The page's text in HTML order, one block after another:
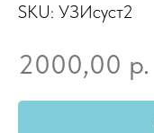
SKU: УЗИсуст2
2000,00 р.